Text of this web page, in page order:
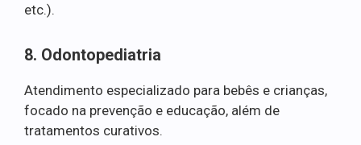
etc.).
8. Odontopediatria
Atendimento especializado para bebês e crianças,
focado na prevenção e educação, além de
tratamentos curativos.